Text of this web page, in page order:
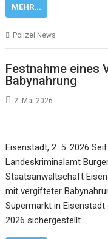
MEHR...
Polizei News
Festnahme eines
Babynahrung
2. Mai 2026
Eisenstadt, 2. 5. 2026
Landeskriminalamt
Staatsanwaltschaft
mit vergifteter
Supermarkt in
2026 sichergestellt.…